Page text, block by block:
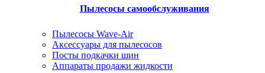
Пылесосы самообслуживания
Пылесосы Wave-Air
Аксессуары для пылесосов
Посты подкачки шин
Аппараты продажи жидкости